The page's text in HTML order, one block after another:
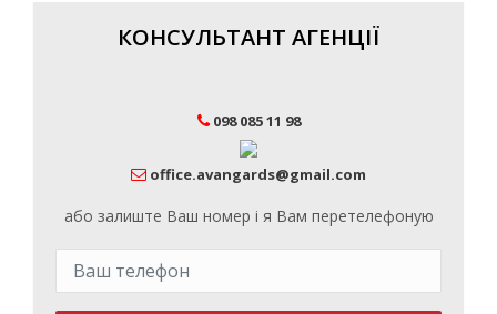
КОНСУЛЬТАНТ АГЕНЦІЇ
098 085 11 98
office.avangards@gmail.com
або залиште Ваш номер і я Вам перетелефоную